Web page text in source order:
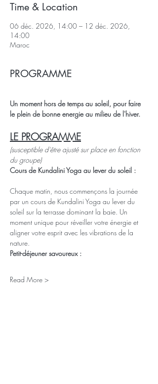
Time & Location
06 déc. 2026, 14:00 – 12 déc. 2026,
14:00
Maroc
PROGRAMME
Un moment hors de temps au soleil, pour faire
le plein de bonne energie au milieu de l'hiver.
LE PROGRAMME
(susceptible d'être ajusté sur place en fonction
du groupe)
Cours de Kundalini Yoga au lever du soleil :
Chaque matin, nous commençons la journée
par un cours de Kundalini Yoga au lever du
soleil sur la terrasse dominant la baie. Un
moment unique pour réveiller votre énergie et
aligner votre esprit avec les vibrations de la
nature.
Petit-déjeuner savoureux :
Read More >